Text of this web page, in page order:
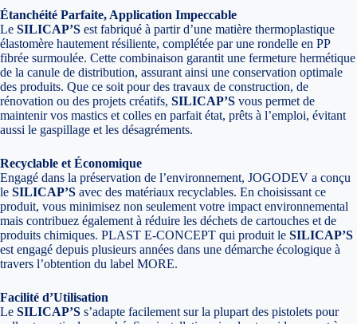
Étanchéité Parfaite, Application Impeccable
Le SILICAP’S est fabriqué à partir d’une matière thermoplastique
élastomère hautement résiliente, complétée par une rondelle en PP
fibrée surmoulée. Cette combinaison garantit une fermeture hermétique
de la canule de distribution, assurant ainsi une conservation optimale
des produits. Que ce soit pour des travaux de construction, de
rénovation ou des projets créatifs, SILICAP’S vous permet de
maintenir vos mastics et colles en parfait état, prêts à l’emploi, évitant
aussi le gaspillage et les désagréments.
Recyclable et Économique
Engagé dans la préservation de l’environnement, JOGODEV a conçu
le SILICAP’S avec des matériaux recyclables. En choisissant ce
produit, vous minimisez non seulement votre impact environnemental
mais contribuez également à réduire les déchets de cartouches et de
produits chimiques. PLAST E-CONCEPT qui produit le SILICAP’S
est engagé depuis plusieurs années dans une démarche écologique à
travers l’obtention du label MORE.
Facilité d’Utilisation
Le SILICAP’S s’adapte facilement sur la plupart des pistolets pour